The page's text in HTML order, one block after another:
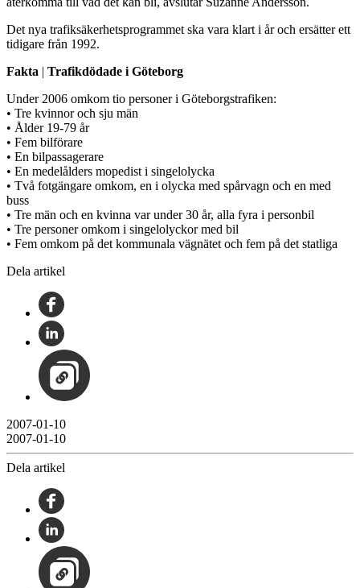
Det nya trafiksäkerhetsprogrammet ska vara klart i år och ersätter ett
tidigare från 1992.
Fakta | Trafikdödade i Göteborg
Under 2006 omkom tio personer i Göteborgstrafiken:
• Tre kvinnor och sju män
• Ålder 19-79 år
• Fem bilförare
• En bilpassagerare
• En medelålders mopedist i singelolycka
• Två fotgängare omkom, en i olycka med spårvagn och en med
buss
• Tre män och en kvinna var under 30 år, alla fyra i personbil
• Tre personer omkom i singelolyckor med bil
• Fem omkom på det kommunala vägnätet och fem på det statliga
Dela artikel
2007-01-10
2007-01-10
Dela artikel